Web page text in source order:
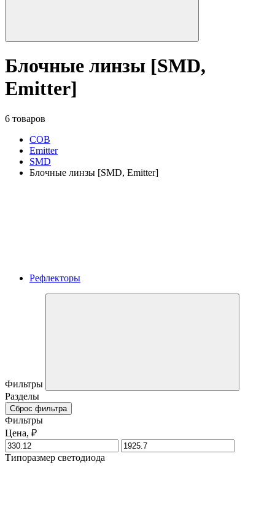
Блочные линзы [SMD,
Emitter]
6 товаров
COB
Emitter
SMD
Блочные линзы [SMD, Emitter]
Рефлекторы
Фильтры
Разделы
Сброс фильтра
Фильтры
Цена, ₽
Типоразмер светодиода